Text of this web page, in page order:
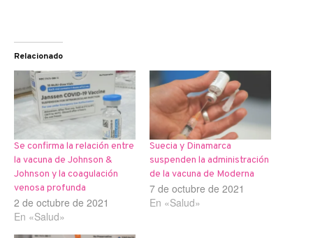
Relacionado
Se confirma la relación entre
la vacuna de Johnson &
Johnson y la coagulación
venosa profunda
2 de octubre de 2021
En «Salud»
Suecia y Dinamarca
suspenden la administración
de la vacuna de Moderna
7 de octubre de 2021
En «Salud»